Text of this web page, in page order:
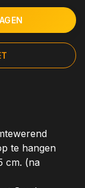
te hangen
cm. (na